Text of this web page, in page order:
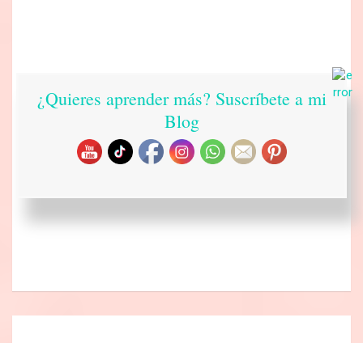
¿Quieres aprender más? Suscríbete a mi
Blog